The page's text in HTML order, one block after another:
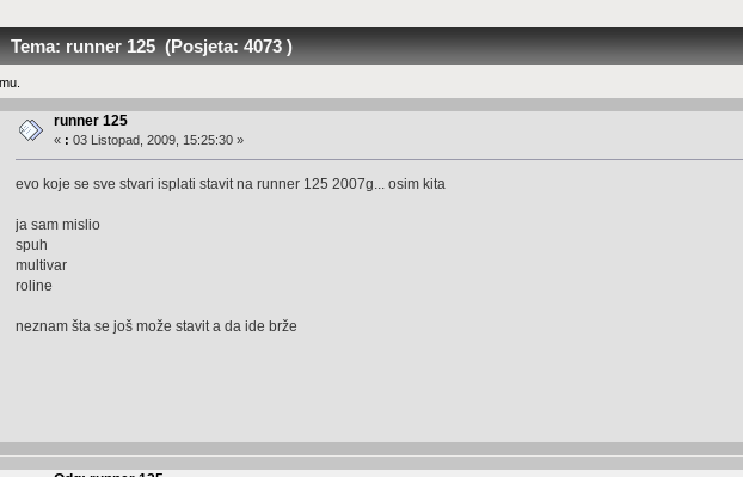
Tema: runner 125 (Posjeta: 4073 )
runner 125
« : 03 Listopad, 2009, 15:25:30 »
evo koje se sve stvari isplati stavit na runner 125 2007g... osim kita
ja sam mislio
spuh
multivar
roline
neznam šta se još može stavit a da ide brže